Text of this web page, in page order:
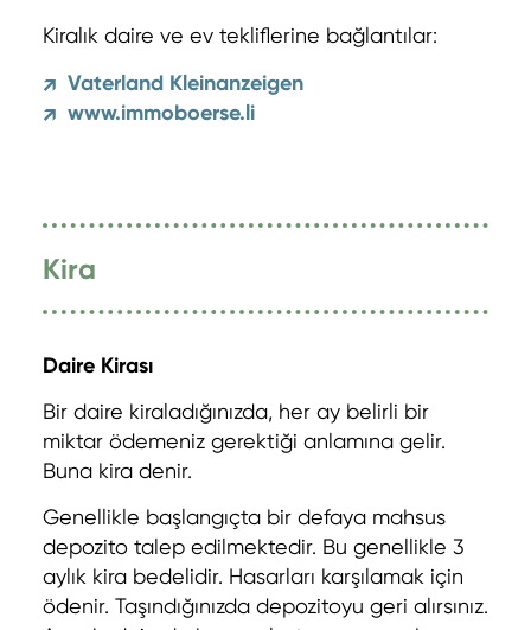
Kiralık daire ve ev tekliflerine bağlantılar:
↗ Vaterland Kleinanzeigen
↗ www.immoboerse.li
Kira
Daire Kirası
Bir daire kiraladığınızda, her ay belirli bir
miktar ödemeniz gerektiği anlamına gelir.
Buna kira denir.
Genellikle başlangıçta bir defaya mahsus
depozito talep edilmektedir. Bu genellikle 3
aylık kira bedelidir. Hasarları karşılamak için
ödenir. Taşındığınızda depozitoyu geri alırsınız.